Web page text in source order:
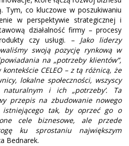
Tym, co kluczowe w poszukiwaniu
w perspektywie strategicznej i
działalność firmy – procesy
czy usługi. – Jako liderzy
swoją pozycję rynkową w
na „potrzeby klientów”,
CELEO – z tą różnicą, że
lokalne społeczności, wszyscy
i ich „potrzeby’. Ta
przepis na zbudowanie nowego
tak, by oprzeć go o
cele biznesowe, ale przede
ku sprostaniu największym
Bednarek.